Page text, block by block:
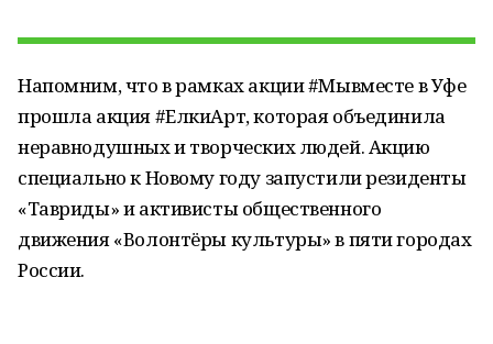
Напомним, что в рамках акции #Мывместе в Уфе
прошла акция #ЕлкиАрт, которая объединила
неравнодушных и творческих людей. Акцию
специально к Новому году запустили резиденты
«Тавриды» и активисты общественного
движения «Волонтёры культуры» в пяти городах
России.